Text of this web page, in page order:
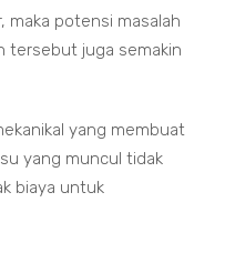
maka potensi masalah
tersebut juga semakin
yang membuat
yang muncul tidak
biaya untuk